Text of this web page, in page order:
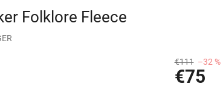
Folklore Fleece
€111 –32 %
€75